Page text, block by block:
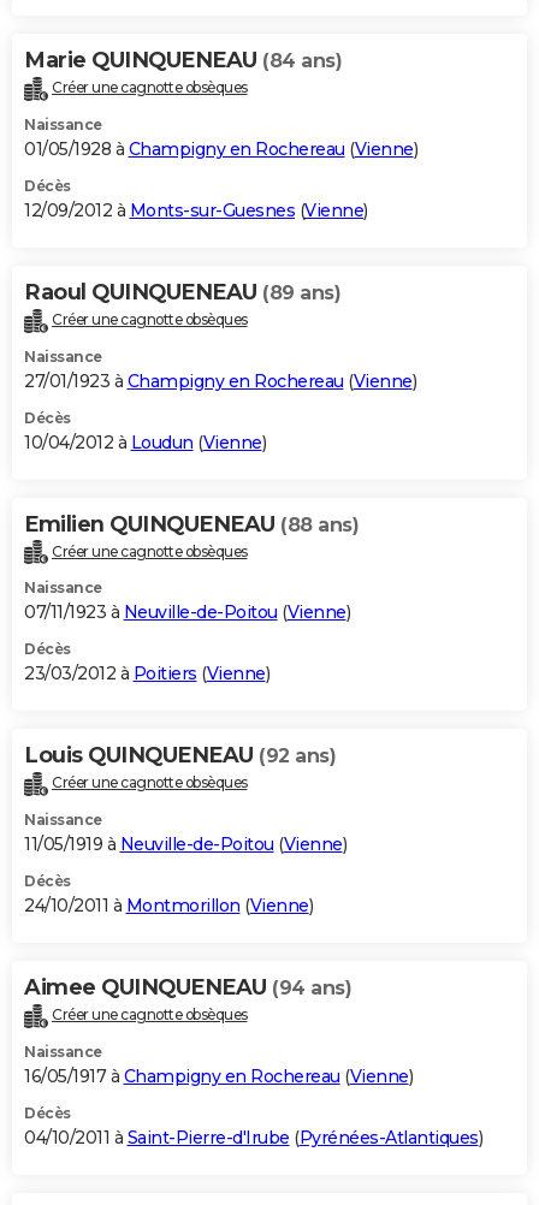
Marie QUINQUENEAU (84 ans)
Créer une cagnotte obsèques
Naissance
01/05/1928 à Champigny en Rochereau (Vienne)
Décès
12/09/2012 à Monts-sur-Guesnes (Vienne)
Raoul QUINQUENEAU (89 ans)
Créer une cagnotte obsèques
Naissance
27/01/1923 à Champigny en Rochereau (Vienne)
Décès
10/04/2012 à Loudun (Vienne)
Emilien QUINQUENEAU (88 ans)
Créer une cagnotte obsèques
Naissance
07/11/1923 à Neuville-de-Poitou (Vienne)
Décès
23/03/2012 à Poitiers (Vienne)
Louis QUINQUENEAU (92 ans)
Créer une cagnotte obsèques
Naissance
11/05/1919 à Neuville-de-Poitou (Vienne)
Décès
24/10/2011 à Montmorillon (Vienne)
Aimee QUINQUENEAU (94 ans)
Créer une cagnotte obsèques
Naissance
16/05/1917 à Champigny en Rochereau (Vienne)
Décès
04/10/2011 à Saint-Pierre-d'Irube (Pyrénées-Atlantiques)